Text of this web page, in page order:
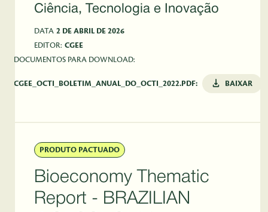
Ciência, Tecnologia e Inovação
DATA 2 DE ABRIL DE 2026
EDITOR: CGEE
DOCUMENTOS PARA DOWNLOAD:
CGEE_OCTI_BOLETIM_ANUAL_DO_OCTI_2022.PDF: BAIXAR
PRODUTO PACTUADO
Bioeconomy Thematic
Report - BRAZILIAN